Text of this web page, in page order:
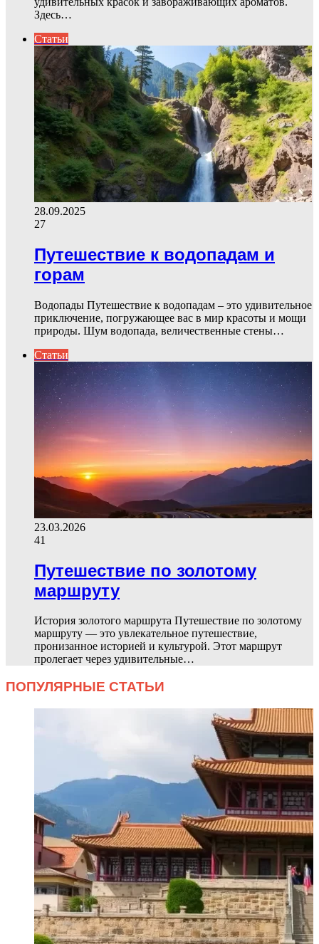
Здесь…
Статьи
28.09.2025
27
Путешествие к водопадам и
горам
Водопады Путешествие к водопадам – это удивительное
приключение, погружающее вас в мир красоты и мощи
природы. Шум водопада, величественные стены…
Статьи
23.03.2026
41
Путешествие по золотому
маршруту
История золотого маршрута Путешествие по золотому
маршруту — это увлекательное путешествие,
пронизанное историей и культурой. Этот маршрут
пролегает через удивительные…
ПОПУЛЯРНЫЕ СТАТЬИ